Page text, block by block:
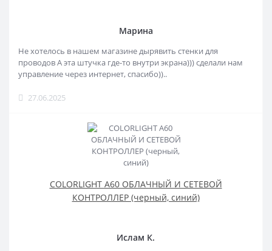
Марина
Не хотелось в нашем магазине дырявить стенки для
проводов А эта штучка где-то внутри экрана))) сделали нам
управление через интернет, спасибо))..
27.06.2025
COLORLIGHT A60 ОБЛАЧНЫЙ И СЕТЕВОЙ
КОНТРОЛЛЕР (черный, синий)
Ислам К.